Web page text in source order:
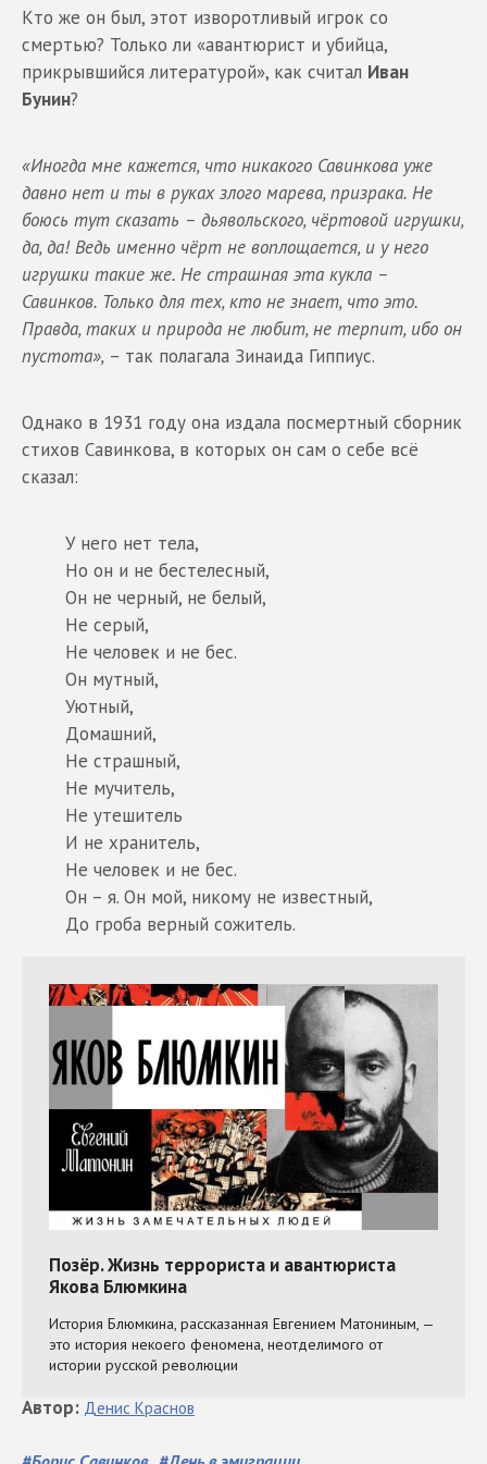
Кто же он был, этот изворотливый игрок со
смертью? Только ли «авантюрист и убийца,
прикрывшийся литературой», как считал Иван
Бунин?
«Иногда мне кажется, что никакого Савинкова уже
давно нет и ты в руках злого марева, призрака. Не
боюсь тут сказать – дьявольского, чёртовой игрушки,
да, да! Ведь именно чёрт не воплощается, и у него
игрушки такие же. Не страшная эта кукла –
Савинков. Только для тех, кто не знает, что это.
Правда, таких и природа не любит, не терпит, ибо он
пустота», – так полагала Зинаида Гиппиус.
Однако в 1931 году она издала посмертный сборник
стихов Савинкова, в которых он сам о себе всё
сказал:
У него нет тела,
Но он и не бестелесный,
Он не черный, не белый,
Не серый,
Не человек и не бес.
Он мутный,
Уютный,
Домашний,
Не страшный,
Не мучитель,
Не утешитель
И не хранитель,
Не человек и не бес.
Он – я. Он мой, никому не известный,
До гроба верный сожитель.
Автор: Денис Краснов